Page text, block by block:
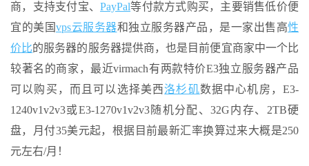
商，支持支付宝、PayPal等付款方式购买，主要销售低价便
宜的美国vps云服务器和独立服务器产品，是一家出售高性
价比的服务器的服务器提供商，也是目前便宜商家中一个比
较著名的商家，最近virmach有两款特价E3独立服务器产品
可以购买，而且可以选择美西洛杉矶数据中心机房，E3-
1240v1v2v3或E3-1270v1v2v3随机分配、32G内存、2TB硬
盘，月付35美元起，根据目前最新汇率换算过来大概是250
元左右/月！